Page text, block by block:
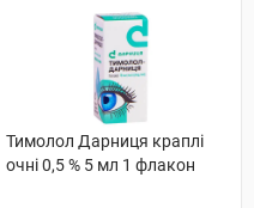
Тимолол Дарниця краплі
очні 0,5 % 5 мл 1 флакон